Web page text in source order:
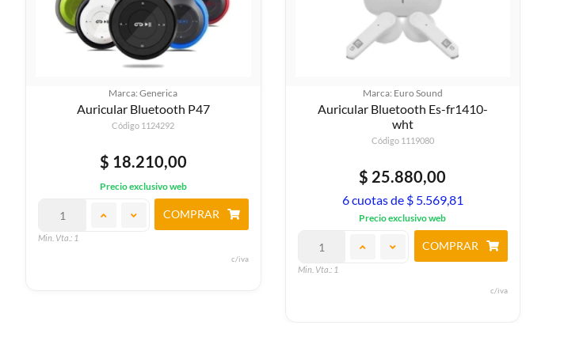
Marca: Generica
Auricular Bluetooth P47
Código 1124292
$ 18.210,00
Precio exclusivo web
Min. Vta.: 1
COMPRAR
c/iva
Marca: Euro Sound
Auricular Bluetooth Es-fr1410-
wht
Código 1119080
$ 25.880,00
6 cuotas de $ 5.569,81
Precio exclusivo web
Min. Vta.: 1
COMPRAR
c/iva